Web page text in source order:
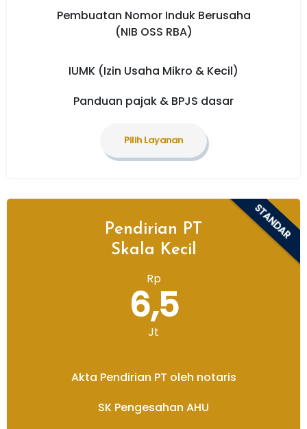
Pembuatan Nomor Induk Berusaha
(NIB OSS RBA)
IUMK (Izin Usaha Mikro & Kecil)
Panduan pajak & BPJS dasar
Pilih Layanan
STANDAR
Pendirian PT
Skala Kecil
Rp
6,5
Jt
Akta Pendirian PT oleh notaris
SK Pengesahan AHU